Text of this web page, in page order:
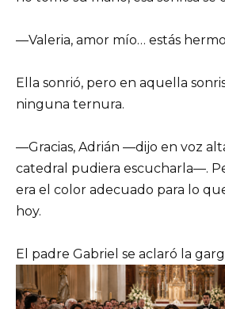
—Valeria, amor mío… estás
Ella sonrió, pero en aquella
ninguna ternura.
—Gracias, Adrián —dijo en voz
catedral pudiera escucharla—.
era el color adecuado para lo
hoy.
El padre Gabriel se aclaró la